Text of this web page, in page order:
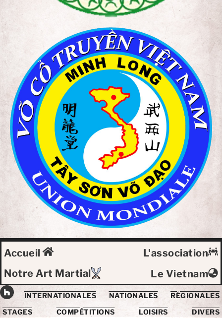
Accueil
L'association
Notre Art Martial
Le Vietnam
INTERNATIONALES NATIONALES
RÉGIONALES
STAGES
COMPÉTITIONS LOISIRS DIVERS